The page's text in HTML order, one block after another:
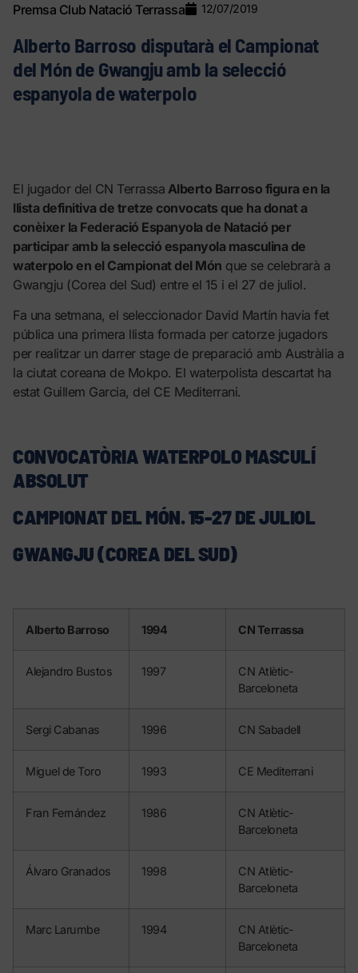
Premsa Club Natació Terrassa 12/07/2019
Alberto Barroso disputarà el Campionat
del Món de Gwangju amb la selecció
espanyola de waterpolo
El jugador del CN Terrassa Alberto Barroso figura en la
llista definitiva de tretze convocats que ha donat a
conèixer la Federació Espanyola de Natació per
participar amb la selecció espanyola masculina de
waterpolo en el Campionat del Món que se celebrarà a
Gwangju (Corea del Sud) entre el 15 i el 27 de juliol.
Fa una setmana, el seleccionador David Martín havia fet
pública una primera llista formada per catorze jugadors
per realitzar un darrer stage de preparació amb Austràlia a
la ciutat coreana de Mokpo. El waterpolista descartat ha
estat Guillem Garcia, del CE Mediterrani.
CONVOCATÒRIA WATERPOLO MASCULÍ
ABSOLUT
CAMPIONAT DEL MÓN. 15-27 DE JULIOL
GWANGJU (COREA DEL SUD)
Alberto Barroso 1994 CN Terrassa
Alejandro Bustos 1997
CN Atlètic-
Barceloneta
Sergi Cabanas 1996 CN Sabadell
Miguel de Toro 1993 CE Mediterrani
Fran Fernández 1986
CN Atlètic-
Barceloneta
Álvaro Granados 1998
CN Atlètic-
Barceloneta
Marc Larumbe 1994
CN Atlètic-
Barceloneta